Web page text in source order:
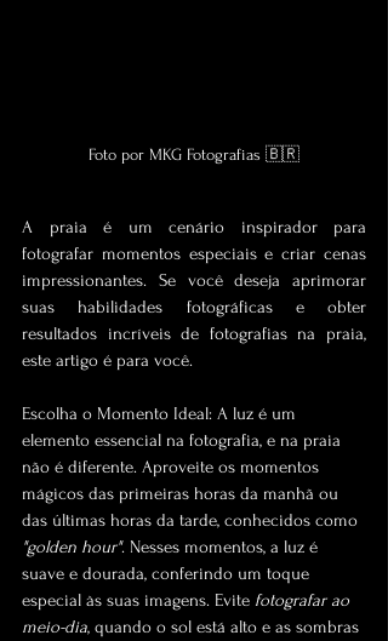
Foto por MKG Fotografias 🇧🇷
A praia é um cenário inspirador para
fotografar momentos especiais e criar cenas
impressionantes. Se você deseja aprimorar
suas habilidades fotográficas e obter
resultados incríveis de fotografias na praia,
este artigo é para você.
Escolha o Momento Ideal: A luz é um
elemento essencial na fotografia, e na praia
não é diferente. Aproveite os momentos
mágicos das primeiras horas da manhã ou
das últimas horas da tarde, conhecidos como
"golden hour". Nesses momentos, a luz é
suave e dourada, conferindo um toque
especial às suas imagens. Evite fotografar ao
meio-dia, quando o sol está alto e as sombras